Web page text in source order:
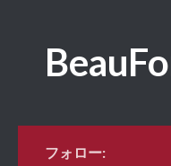
フォロー: